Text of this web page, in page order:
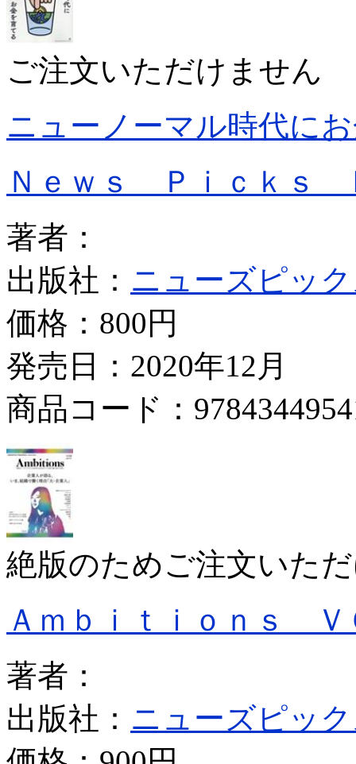
ご注文いただけません
ニューノーマル時代に
Ｎｅｗｓ Ｐｉｃｋｓ
著者：
出版社： ニューズピッ
価格： 800円
発売日：2020年12月
商品コード：
絶版のためご注文いた
Ａｍｂｉｔｉｏｎｓ
著者：
出版社： ニューズピッ